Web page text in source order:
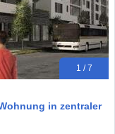
1 / 7
in zentraler